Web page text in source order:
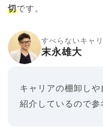
切です。
すべらないキャ
末永雄大
キャリアの棚卸し
紹介しているので参